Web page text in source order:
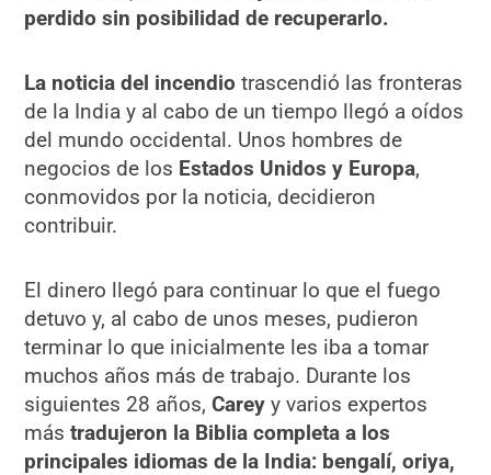
perdido sin posibilidad de recuperarlo.
La noticia del incendiotrascendió las fronteras
de la India y al cabo de un tiempo llegó a oídos
del mundo occidental. Unos hombres de
negocios de los Estados Unidos y Europa,
conmovidos por la noticia, decidieron
contribuir.
El dinero llegó para continuar lo que el fuego
detuvo y, al cabo de unos meses, pudieron
terminar lo que inicialmente les iba a tomar
muchos años más de trabajo. Durante los
siguientes 28 años,Carey y varios expertos
mástradujeron la Biblia completa a los
principales idiomas de la India: bengalí, oriya,